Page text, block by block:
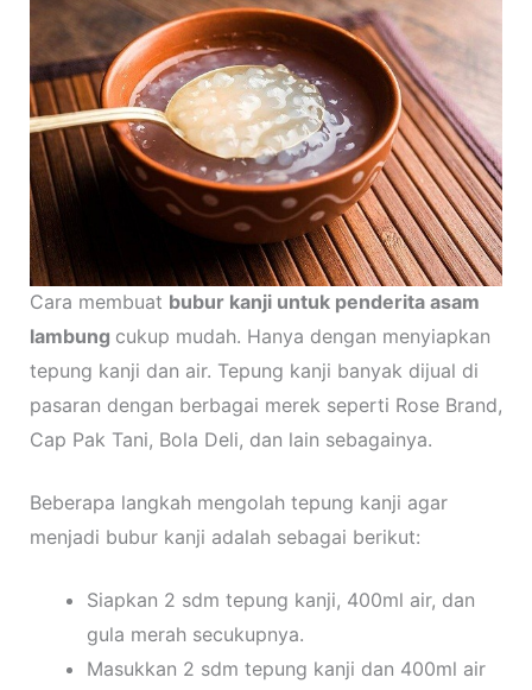
Cara membuat bubur kanji untuk penderita asam
lambung cukup mudah. Hanya dengan menyiapkan
tepung kanji dan air. Tepung kanji banyak dijual di
pasaran dengan berbagai merek seperti Rose Brand,
Cap Pak Tani, Bola Deli, dan lain sebagainya.
Beberapa langkah mengolah tepung kanji agar
menjadi bubur kanji adalah sebagai berikut:
Siapkan 2 sdm tepung kanji, 400ml air, dan
gula merah secukupnya.
Masukkan 2 sdm tepung kanji dan 400ml air